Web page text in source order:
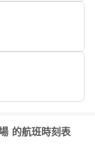
的航班時刻表